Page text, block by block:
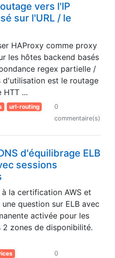
vers l'IP
sur l'URL / le
HAProxy comme proxy
les hôtes backend basés
regex partielle /
d'utilisation est le routage
...
url-routing
0
commentaire(s)
d'équilibrage ELB
sessions
la certification AWS et
question sur ELB avec
activée pour les
2 zones de disponibilité.
0